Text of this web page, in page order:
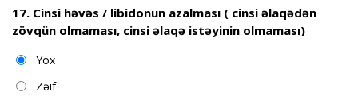
17. Cinsi həvəs / libidonun azalması ( cinsi əlaqədən
zövqün olmaması, cinsi əlaqə istəyinin olmaması)
Yox
Zəif